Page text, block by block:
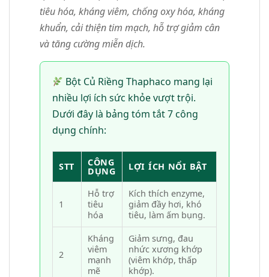
tiêu hóa, kháng viêm, chống oxy hóa, kháng
khuẩn, cải thiện tim mạch, hỗ trợ giảm cân
và tăng cường miễn dịch.
Bột Củ Riềng Thaphaco mang lại
nhiều lợi ích sức khỏe vượt trội.
Dưới đây là bảng tóm tắt 7 công
dụng chính:
STT CÔNG
DỤNG LỢI ÍCH NỔI BẬT
1
Hỗ trợ
tiêu
hóa
Kích thích enzyme,
giảm đầy hơi, khó
tiêu, làm ấm bụng.
2
Kháng
viêm
mạnh
mẽ
Giảm sưng, đau
nhức xương khớp
(viêm khớp, thấp
khớp).